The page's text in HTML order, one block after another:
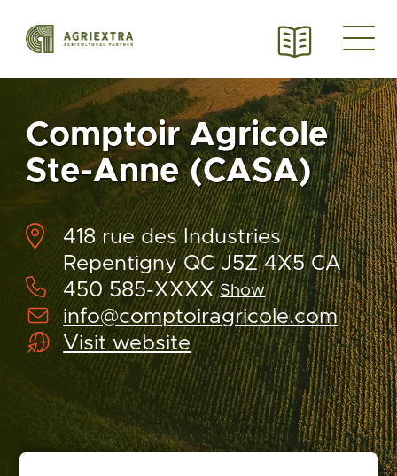
Comptoir Agricole
Ste-Anne (CASA)
418 rue des Industries
Repentigny QC J5Z 4X5 CA
450 585-XXXX Show
info@comptoiragricole.com
Visit website